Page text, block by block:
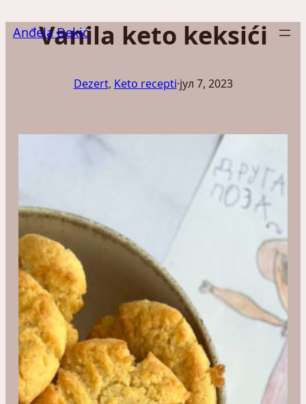
на
Anđela Đekić
Vanila keto keksići
Dezert, Keto recepti·јул 7, 2023